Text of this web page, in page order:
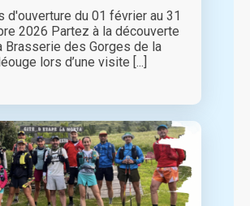
d'ouverture du 01 février au 31
2026 Partez à la découverte
Brasserie des Gorges de la
lors d’une visite [...]